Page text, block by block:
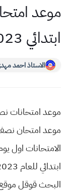
موعد
ابتدائي 2023
الاستاذ احمد
موعد امتحان نصف
الامتحانات
البحث قوقل